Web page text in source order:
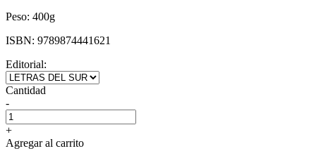
Peso: 400g
ISBN: 9789874441621
Editorial:
Cantidad
-
+
Agregar al carrito